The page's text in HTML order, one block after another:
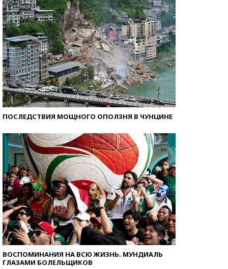
ПОСЛЕДСТВИЯ МОЩНОГО ОПОЛЗНЯ В ЧУНЦИНЕ
ВОСПОМИНАНИЯ НА ВСЮ ЖИЗНЬ. МУНДИАЛЬ
ГЛАЗАМИ БОЛЕЛЬЩИКОВ